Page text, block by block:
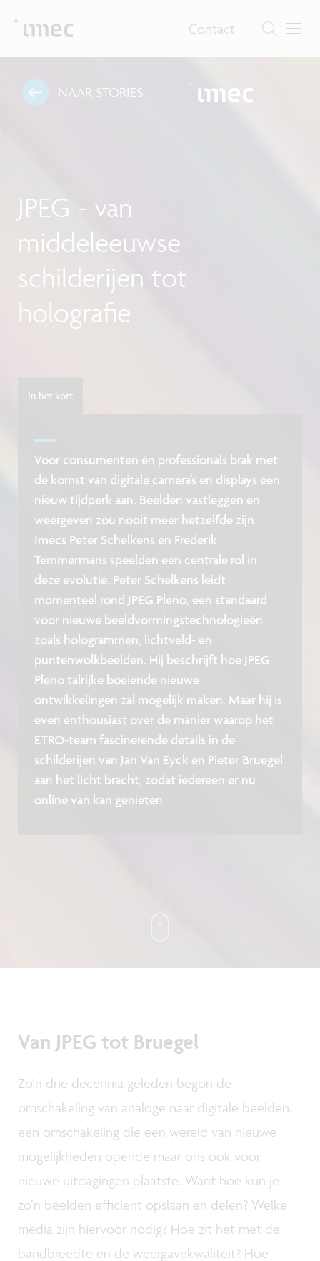
Contact
NAAR STORIES
JPEG - van
middeleeuwse
schilderijen tot
holografie
In het kort
Voor consumenten én professionals brak met
de komst van digitale camera’s en displays een
nieuw tijdperk aan. Beelden vastleggen en
weergeven zou nooit meer hetzelfde zijn.
Imecs Peter Schelkens en Frederik
Temmermans speelden een centrale rol in
deze evolutie. Peter Schelkens leidt
momenteel rond JPEG Pleno, een standaard
voor nieuwe beeldvormingstechnologieën
zoals hologrammen, lichtveld- en
puntenwolkbeelden. Hij beschrijft hoe JPEG
Pleno talrijke boeiende nieuwe
ontwikkelingen zal mogelijk maken. Maar hij is
even enthousiast over de manier waarop het
ETRO-team fascinerende details in de
schilderijen van Jan Van Eyck en Pieter Bruegel
aan het licht bracht, zodat iedereen er nu
online van kan genieten.
Van JPEG tot Bruegel
Zo’n drie decennia geleden begon de
omschakeling van analoge naar digitale beelden,
een omschakeling die een wereld van nieuwe
mogelijkheden opende maar ons ook voor
nieuwe uitdagingen plaatste. Want hoe kun je
zo’n beelden efficiënt opslaan en delen? Welke
media zijn hiervoor nodig? Hoe zit het met de
bandbreedte en de weergavekwaliteit? Hoe